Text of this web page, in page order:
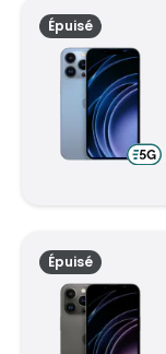
Épuisé
Épuisé